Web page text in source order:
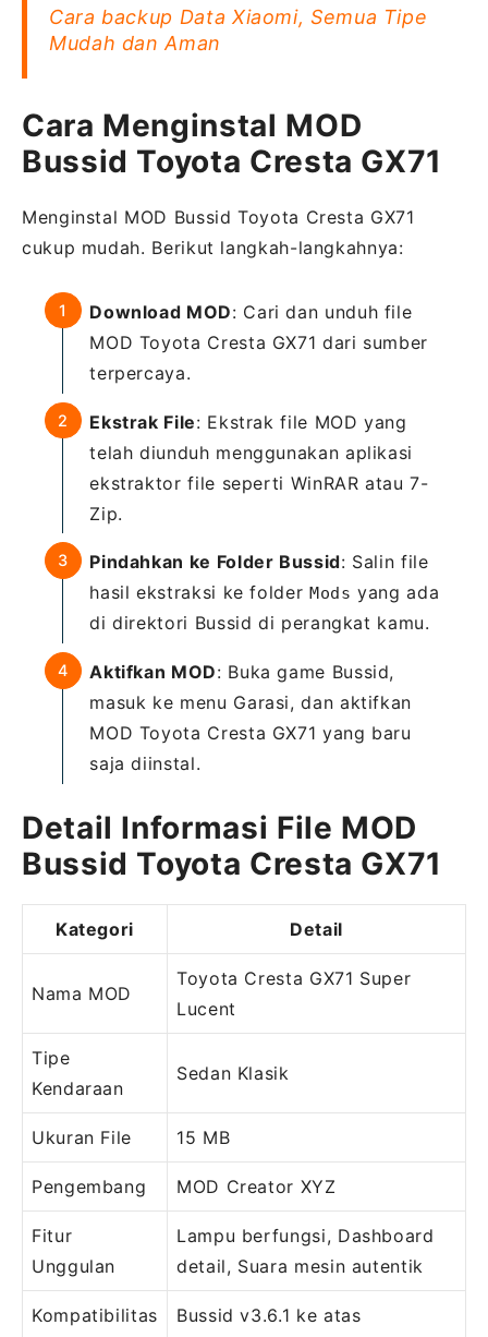
Cara backup Data Xiaomi, Semua Tipe
Mudah dan Aman
Cara Menginstal MOD
Bussid Toyota Cresta GX71
Menginstal MOD Bussid Toyota Cresta GX71
cukup mudah. Berikut langkah-langkahnya:
Download MOD: Cari dan unduh file
MOD Toyota Cresta GX71 dari sumber
terpercaya.
Ekstrak File: Ekstrak file MOD yang
telah diunduh menggunakan aplikasi
ekstraktor file seperti WinRAR atau 7-
Zip.
Pindahkan ke Folder Bussid: Salin file
hasil ekstraksi ke folder Mods yang ada
di direktori Bussid di perangkat kamu.
Aktifkan MOD: Buka game Bussid,
masuk ke menu Garasi, dan aktifkan
MOD Toyota Cresta GX71 yang baru
saja diinstal.
Detail Informasi File MOD
Bussid Toyota Cresta GX71
Kategori Detail
Nama MOD
Toyota Cresta GX71 Super
Lucent
Tipe
Kendaraan
Sedan Klasik
Ukuran File 15 MB
Pengembang MOD Creator XYZ
Fitur
Unggulan
Lampu berfungsi, Dashboard
detail, Suara mesin autentik
Kompatibilitas Bussid v3.6.1 ke atas